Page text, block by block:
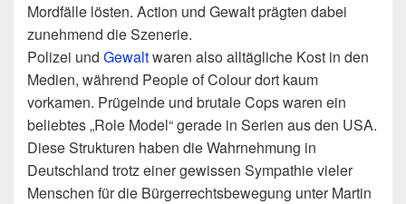
Mordfälle lösten. Action und Gewalt prägten dabei
zunehmend die Szenerie.
Polizei und Gewaltwaren also alltägliche Kost in den
Medien, während People of Colour dort kaum
vorkamen. Prügelnde und brutale Cops waren ein
beliebtes „Role Model“ gerade in Serien aus den USA.
Diese Strukturen haben die Wahrnehmung in
Deutschland trotz einer gewissen Sympathie vieler
Menschen für die Bürgerrechtsbewegung unter Martin